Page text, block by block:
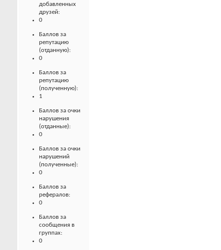
добавленных
друзей:
0
Баллов за
репутацию
(отданную):
0
Баллов за
репутацию
(полученную):
1
Баллов за очки
нарушения
(отданные):
0
Баллов за очки
нарушений
(полученные):
0
Баллов за
рефералов:
0
Баллов за
сообщения в
группах:
0